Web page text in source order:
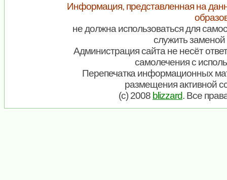
Информация, представленная на
не должна использоваться для
служить заменой
Администрация сайта не несёт
самолечения с
Перепечатка информационных
размещения активной
(c) 2008 blizzard. Все